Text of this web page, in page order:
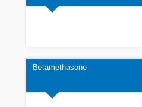
Betamethasone